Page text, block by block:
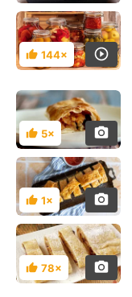
Hodnocení
144×
Hodnocení
5×
Hodnocení
1×
Hodnocení
78×